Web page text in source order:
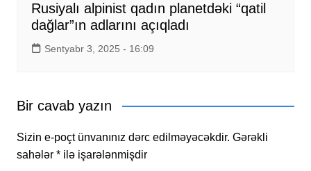
Rusiyalı alpinist qadın planetdəki “qatil
dağlar”ın adlarını açıqladı
Sentyabr 3, 2025 - 16:09
Bir cavab yazın
Sizin e-poçt ünvanınız dərc edilməyəcəkdir. Gərəkli
sahələr *ilə işarələnmişdir